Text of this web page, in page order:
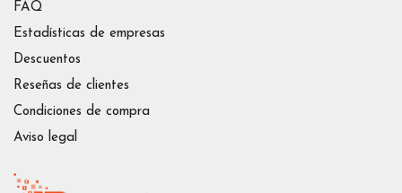
FAQ
Estadísticas de empresas
Descuentos
Reseñas de clientes
Condiciones de compra
Aviso legal